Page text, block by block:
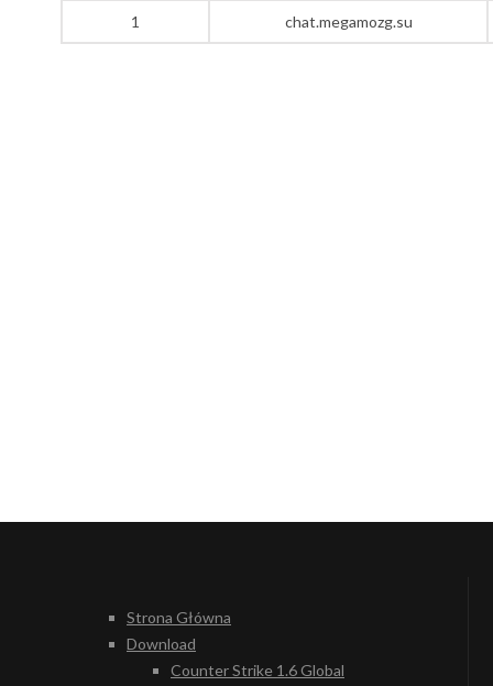
1 chat.megamozg.su
Strona Główna
Download
Counter Strike 1.6 Global